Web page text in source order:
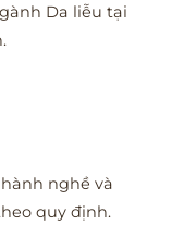
Da liễu tại
nghề và
quy định.